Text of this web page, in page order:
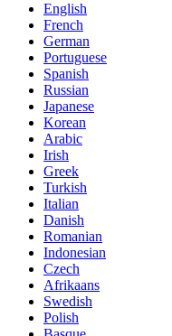
English
French
German
Portuguese
Spanish
Russian
Japanese
Korean
Arabic
Irish
Greek
Turkish
Italian
Danish
Romanian
Indonesian
Czech
Afrikaans
Swedish
Polish